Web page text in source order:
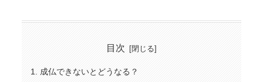
目次
成仏できないとどうなる？